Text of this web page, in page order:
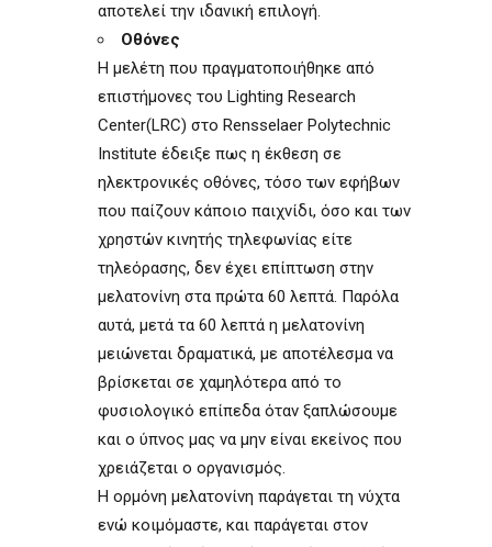
αποτελεί την ιδανική επιλογή.
Οθόνες
Η μελέτη που πραγματοποιήθηκε από
επιστήμονες του Lighting Research
Center(LRC) στο Rensselaer Polytechnic
Institute έδειξε πως η έκθεση σε
ηλεκτρονικές οθόνες, τόσο των εφήβων
που παίζουν κάποιο παιχνίδι, όσο και των
χρηστών κινητής τηλεφωνίας είτε
τηλεόρασης, δεν έχει επίπτωση στην
μελατονίνη στα πρώτα 60 λεπτά. Παρόλα
αυτά, μετά τα 60 λεπτά η μελατονίνη
μειώνεται δραματικά, με αποτέλεσμα να
βρίσκεται σε χαμηλότερα από το
φυσιολογικό επίπεδα όταν ξαπλώσουμε
και ο ύπνος μας να μην είναι εκείνος που
χρειάζεται ο οργανισμός.
Η ορμόνη μελατονίνη παράγεται τη νύχτα
ενώ κοιμόμαστε, και παράγεται στον